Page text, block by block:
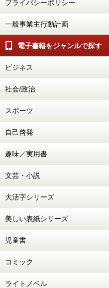
プライバシーポリシー
一般事業主行動計画
電子書籍をジャンルで探す
ビジネス
社会/政治
スポーツ
自己啓発
趣味／実用書
文芸・小説
大活字シリーズ
美しい表紙シリーズ
児童書
コミック
ライトノベル